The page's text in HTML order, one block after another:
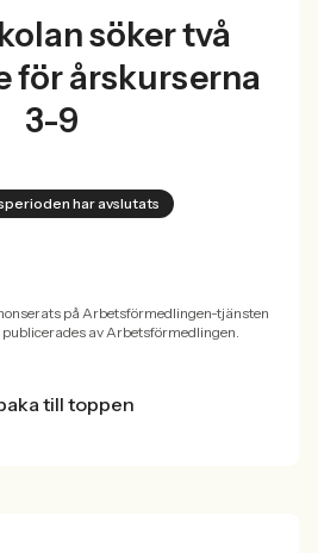
söker två
för årskurserna
3-9
har avslutats
på Arbetsförmedlingen-tjänsten
av Arbetsförmedlingen.
till toppen